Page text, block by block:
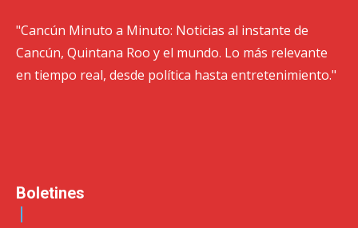
"Cancún Minuto a Minuto: Noticias al instante de
Cancún, Quintana Roo y el mundo. Lo más relevante
en tiempo real, desde política hasta entretenimiento."
Boletines